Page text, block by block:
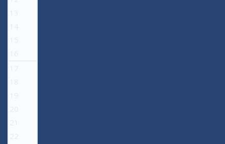
13
14
15
16
17
18
19
20
21
22